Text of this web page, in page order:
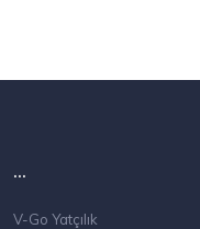
...
V-Go Yatçılık